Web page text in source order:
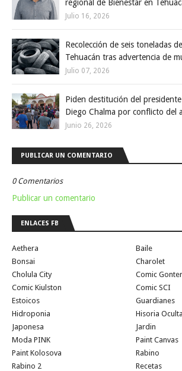
regional de Bienestar en
Julio 16, 2026
Recolección de seis toneladas
Tehuacán tras advertencia de
Julio 07, 2026
Piden destitución del
Diego Chalma por conflicto del
Junio 26, 2026
PUBLICAR UN COMENTARIO
0 Comentarios
Publicar un comentario
ENLACES FB
Aethera
Baile
Bonsai
Charolet
Cholula City
Comic Gonter
Comic Kiulston
Comic SCI
Estoicos
Guardianes
Hidroponia
Hisoria Oculta
Japonesa
Jardin
Moda PINK
Paint Canvas
Paint Kolosova
Rabino
Rabino 2
Recetas